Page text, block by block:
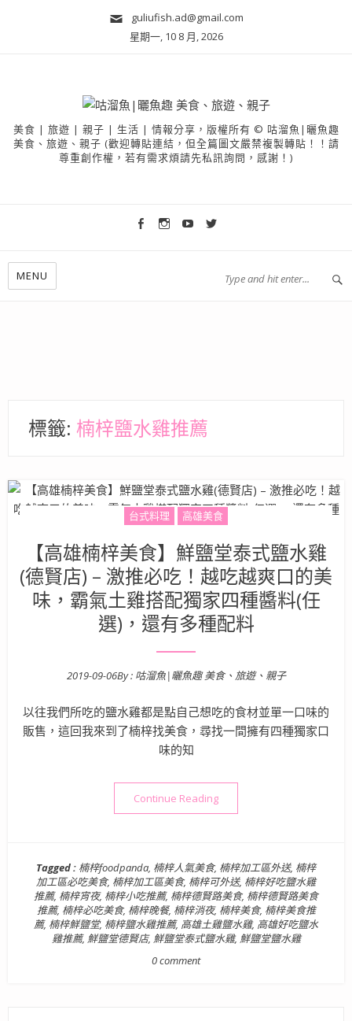
guliufish.ad@gmail.com
星期一, 10 8 月, 2026
美食 | 旅遊 | 親子 | 生活 | 情報分享，版權所有 © 咕溜魚|曬魚趣
美食、旅遊、親子 (歡迎轉貼連結，但全篇圖文嚴禁複製轉貼！！請
尊重創作權，若有需求煩請先私訊詢問，感謝！)
MENU
標籤: 楠梓鹽水雞推薦
台式料理 高雄美食
【高雄楠梓美食】鮮鹽堂泰式鹽水雞
(德賢店) – 激推必吃！越吃越爽口的美
味，霸氣土雞搭配獨家四種醬料(任
選)，還有多種配料
Posted on
2019-09-06By : 咕溜魚|曬魚趣 美食、旅遊、親子
以往我們所吃的鹽水雞都是點自己想吃的食材並單一口味的
販售，這回我來到了楠梓找美食，尋找一間擁有四種獨家口
味的知
Continue Reading“【高雄楠梓美食】鮮鹽堂泰
Tagged : 楠梓foodpanda, 楠梓人氣美食, 楠梓加工區外送, 楠梓
加工區必吃美食, 楠梓加工區美食, 楠梓可外送, 楠梓好吃鹽水雞
推薦, 楠梓宵夜, 楠梓小吃推薦, 楠梓德賢路美食, 楠梓德賢路美食
推薦, 楠梓必吃美食, 楠梓晚餐, 楠梓消夜, 楠梓美食, 楠梓美食推
薦, 楠梓鮮鹽堂, 楠梓鹽水雞推薦, 高雄土雞鹽水雞, 高雄好吃鹽水
雞推薦, 鮮鹽堂德賢店, 鮮鹽堂泰式鹽水雞, 鮮鹽堂鹽水雞
0 comment